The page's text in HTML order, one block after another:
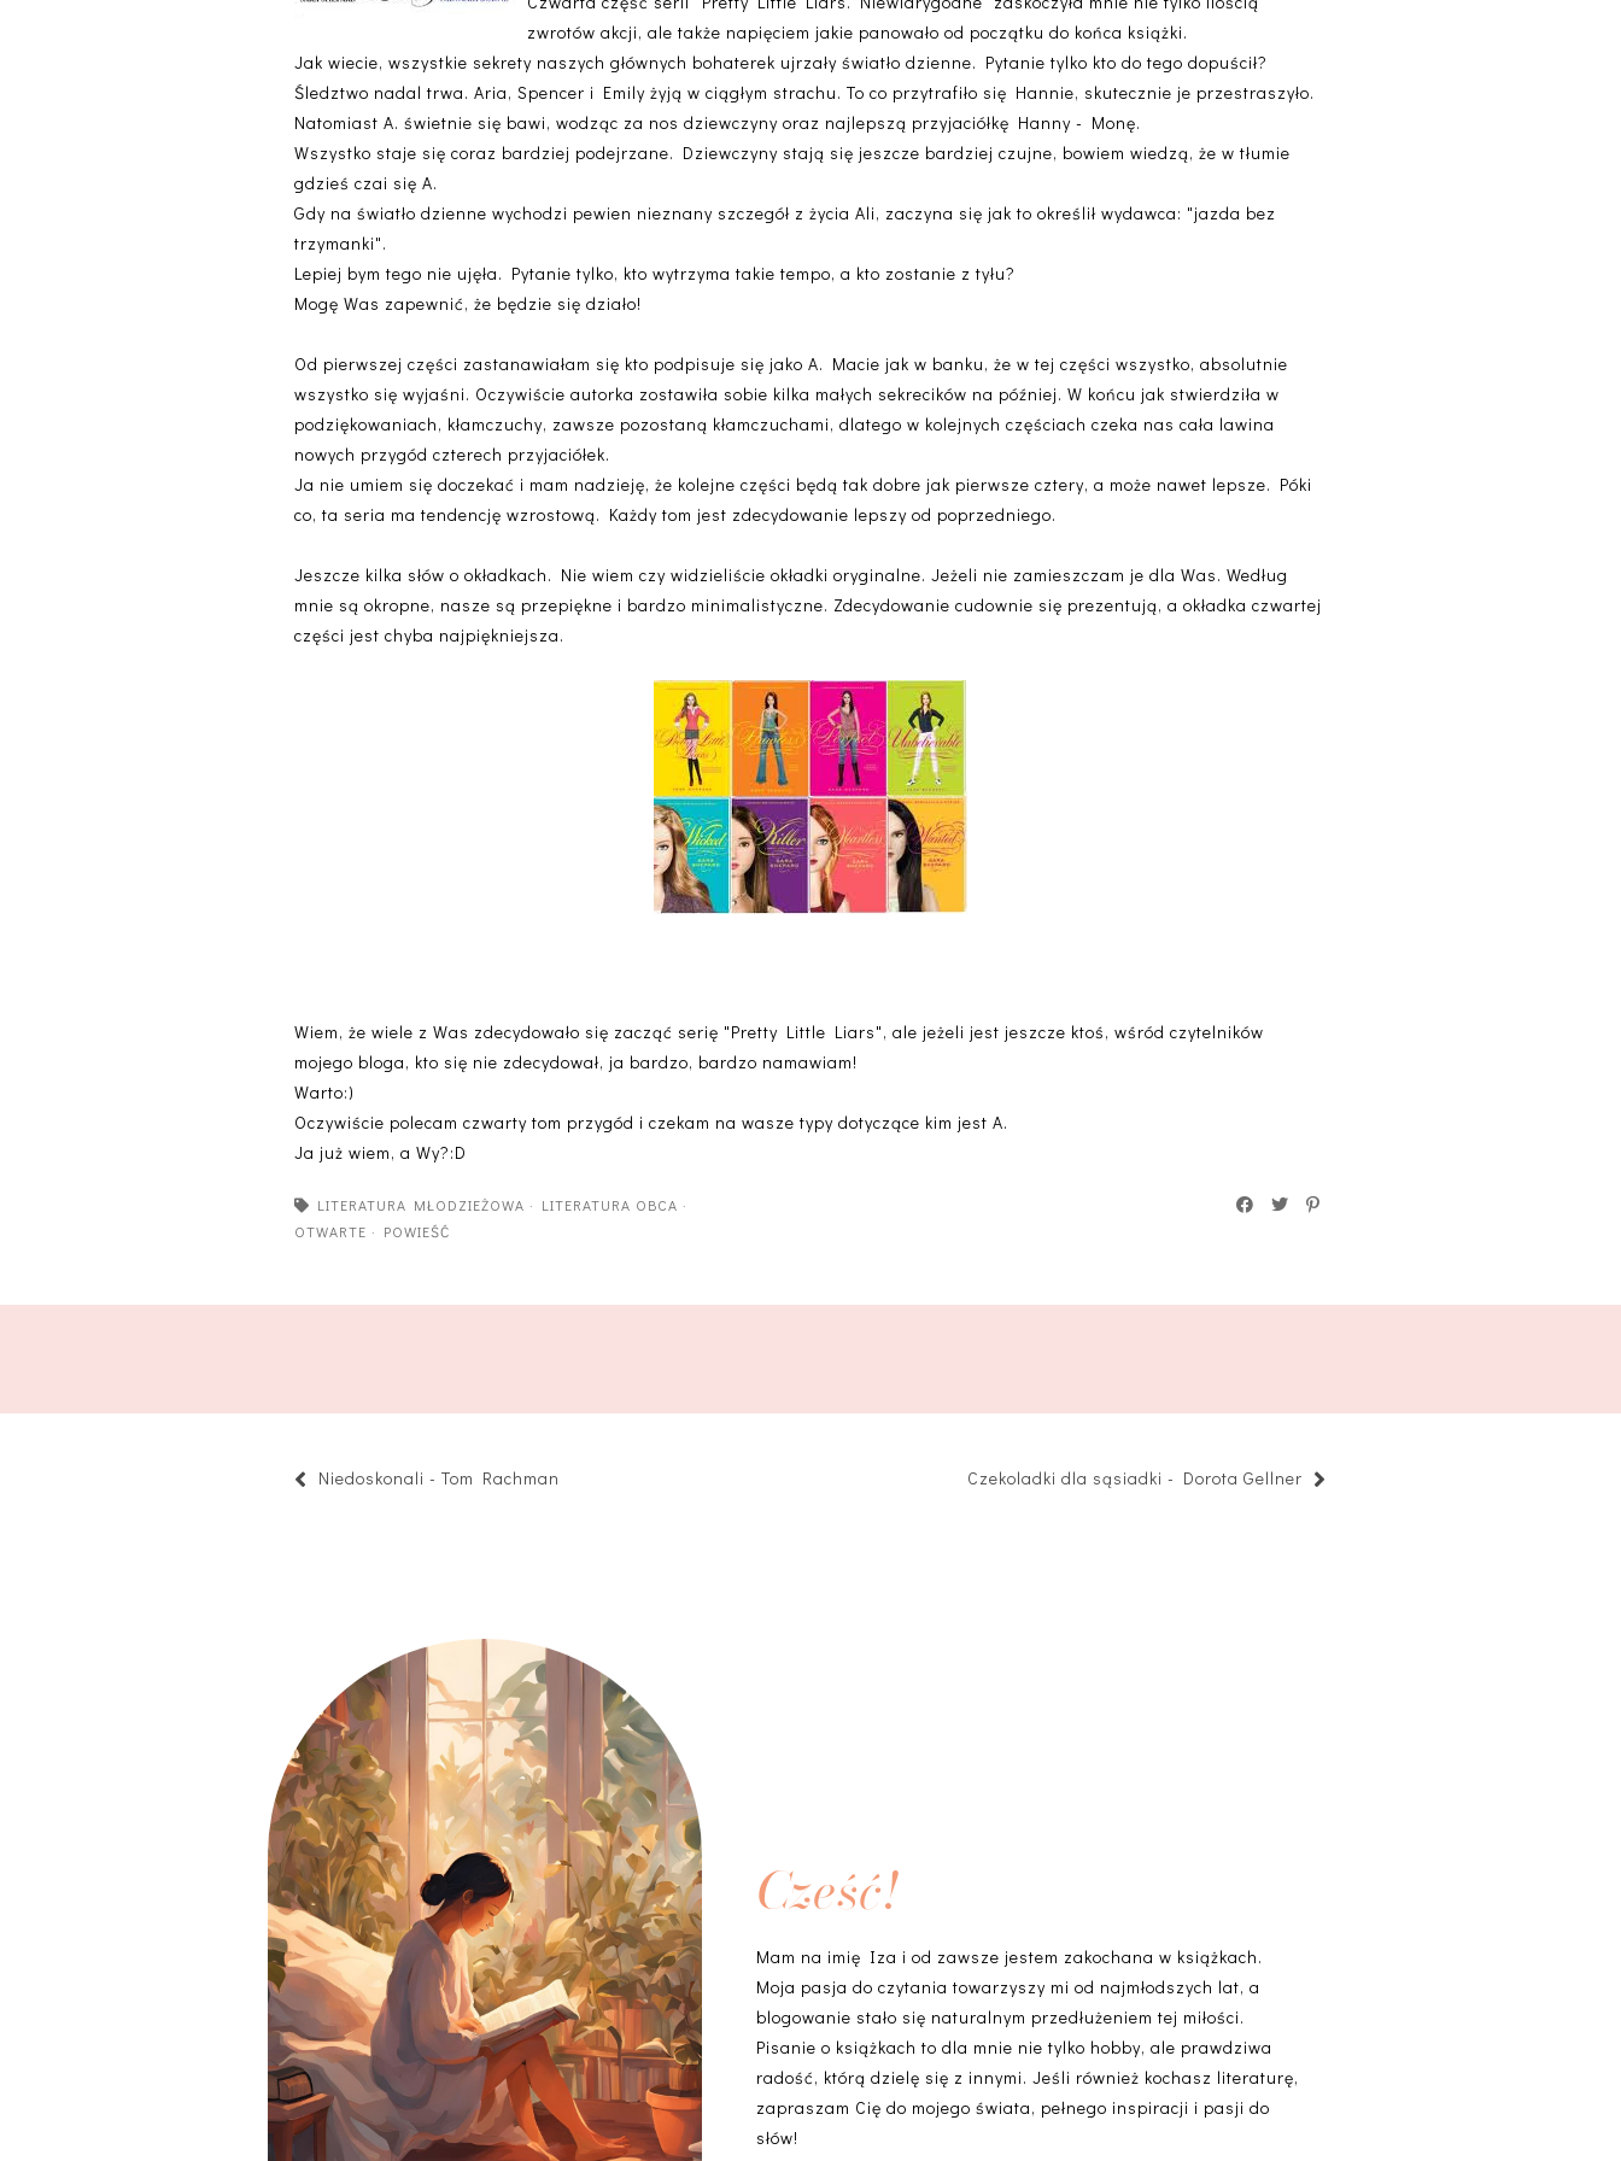
zwrotów akcji, ale także napięciem jakie panowało od początku do końca książki.
Jak wiecie, wszystkie sekrety naszych głównych bohaterek ujrzały światło dzienne. Pytanie tylko kto do tego dopuścił?
Śledztwo nadal trwa. Aria, Spencer i Emily żyją w ciągłym strachu. To co przytrafiło się Hannie, skutecznie je przestraszyło.
Natomiast A. świetnie się bawi, wodząc za nos dziewczyny oraz najlepszą przyjaciółkę Hanny - Monę.
Wszystko staje się coraz bardziej podejrzane. Dziewczyny stają się jeszcze bardziej czujne, bowiem wiedzą, że w tłumie
gdzieś czai się A.
Gdy na światło dzienne wychodzi pewien nieznany szczegół z życia Ali, zaczyna się jak to określił wydawca: "jazda bez
trzymanki".
Lepiej bym tego nie ujęła. Pytanie tylko, kto wytrzyma takie tempo, a kto zostanie z tyłu?
Mogę Was zapewnić, że będzie się działo!
Od pierwszej części zastanawiałam się kto podpisuje się jako A. Macie jak w banku, że w tej części wszystko, absolutnie
wszystko się wyjaśni. Oczywiście autorka zostawiła sobie kilka małych sekrecików na później. W końcu jak stwierdziła w
podziękowaniach, kłamczuchy, zawsze pozostaną kłamczuchami, dlatego w kolejnych częściach czeka nas cała lawina
nowych przygód czterech przyjaciółek.
Ja nie umiem się doczekać i mam nadzieję, że kolejne części będą tak dobre jak pierwsze cztery, a może nawet lepsze. Póki
co, ta seria ma tendencję wzrostową. Każdy tom jest zdecydowanie lepszy od poprzedniego.
Jeszcze kilka słów o okładkach. Nie wiem czy widzieliście okładki oryginalne. Jeżeli nie zamieszczam je dla Was. Według
mnie są okropne, nasze są przepiękne i bardzo minimalistyczne. Zdecydowanie cudownie się prezentują, a okładka czwartej
części jest chyba najpiękniejsza.
Wiem, że wiele z Was zdecydowało się zacząć serię "Pretty Little Liars", ale jeżeli jest jeszcze ktoś, wśród czytelników
mojego bloga, kto się nie zdecydował, ja bardzo, bardzo namawiam!
Warto:)
Oczywiście polecam czwarty tom przygód i czekam na wasze typy dotyczące kim jest A.
Ja już wiem, a Wy?:D
LITERATURA MŁODZIEŻOWA · LITERATURA OBCA ·
OTWARTE · POWIEŚĆ
Niedoskonali - Tom Rachman Czekoladki dla sąsiadki - Dorota Gellner
Cześć!
Mam na imię Iza i od zawsze jestem zakochana w książkach.
Moja pasja do czytania towarzyszy mi od najmłodszych lat, a
blogowanie stało się naturalnym przedłużeniem tej miłości.
Pisanie o książkach to dla mnie nie tylko hobby, ale prawdziwa
radość, którą dzielę się z innymi. Jeśli również kochasz literaturę,
zapraszam Cię do mojego świata, pełnego inspiracji i pasji do
słów!